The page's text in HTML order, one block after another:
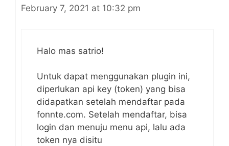
February 7, 2021 at 10:32 pm
Halo mas satrio!
Untuk dapat menggunakan plugin ini,
diperlukan api key (token) yang bisa
didapatkan setelah mendaftar pada
fonnte.com. Setelah mendaftar, bisa
login dan menuju menu api, lalu ada
token nya disitu